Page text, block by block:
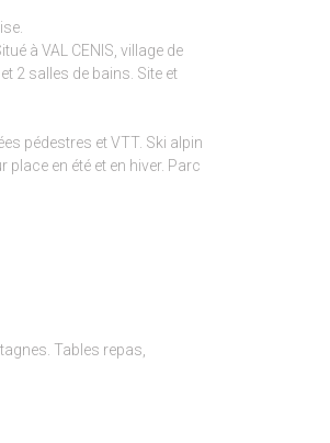
à VAL CENIS, village de
2 salles de bains. Site et
pédestres et VTT. Ski alpin
en été et en hiver. Parc
Tables repas,